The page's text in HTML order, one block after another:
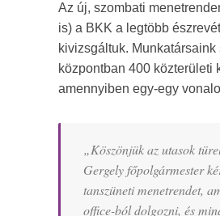
Az új, szombati
is) a BKK a legtöbb
kivizsgáltuk.
központban 400 közterületi
amennyiben egy-egy
„Köszönjük az utasok
Gergely főpolgármester
tanszüneti menetrendet,
office-ból dolgozni, és